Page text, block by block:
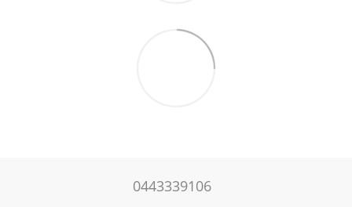
0443339106